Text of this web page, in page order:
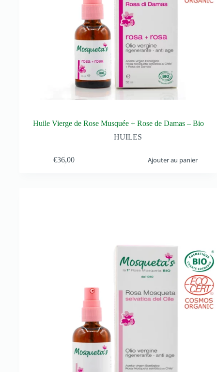
Huile Vierge de Rose Musquée + Rose de Damas – Bio
HUILES
€36,00 Ajouter au panier